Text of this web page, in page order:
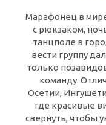
Марафонец в
с рюкзаком,
танцполе в
вести группу
только
команду.
Осетии,
где красивые
свернуть, чтобы